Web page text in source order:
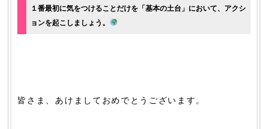
１番最初に気をつけることだけを「基本の土台」において、アクシ
ョンを起こしましょう。
皆さま、あけましておめでとうございます。